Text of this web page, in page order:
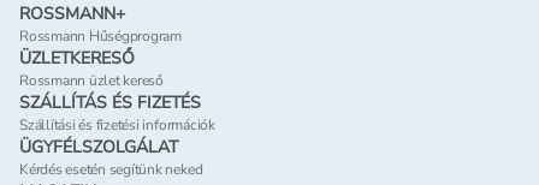
ROSSMANN+
Rossmann Hűségprogram
ÜZLETKERESŐ
Rossmann üzlet kereső
SZÁLLÍTÁS ÉS FIZETÉS
Szállítási és fizetési információk
ÜGYFÉLSZOLGÁLAT
Kérdés esetén segítünk neked